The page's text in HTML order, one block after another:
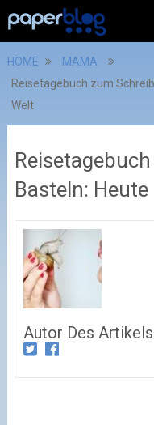
HOME
MAMA
Reisetagebuch zum
Welt
Basteln:
Autor Des